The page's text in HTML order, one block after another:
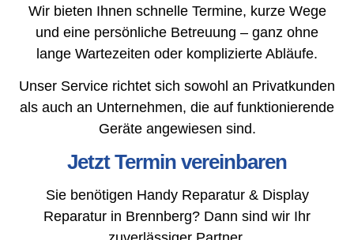
Wir bieten Ihnen schnelle Termine, kurze Wege
und eine persönliche Betreuung – ganz ohne
lange Wartezeiten oder komplizierte Abläufe.
Unser Service richtet sich sowohl an Privatkunden
als auch an Unternehmen, die auf funktionierende
Geräte angewiesen sind.
Jetzt Termin vereinbaren
Sie benötigen Handy Reparatur & Display
Reparatur in Brennberg? Dann sind wir Ihr